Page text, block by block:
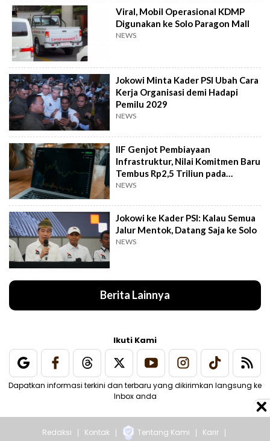
Viral, Mobil Operasional KDMP
Digunakan ke Solo Paragon Mall
NEWS
Jokowi Minta Kader PSI Ubah Cara
Kerja Organisasi demi Hadapi
Pemilu 2029
NEWS
IIF Genjot Pembiayaan
Infrastruktur, Nilai Komitmen Baru
Tembus Rp2,5 Triliun pada
Semester I 2026
NEWS
Jokowi ke Kader PSI: Kalau Semua
Jalur Mentok, Datang Saja ke Solo
NEWS
Berita Lainnya
Ikuti Kami
Dapatkan informasi terkini dan terbaru yang dikirimkan langsung ke
Inbox anda
Redaksi Kontak Tentang Kami
Karir